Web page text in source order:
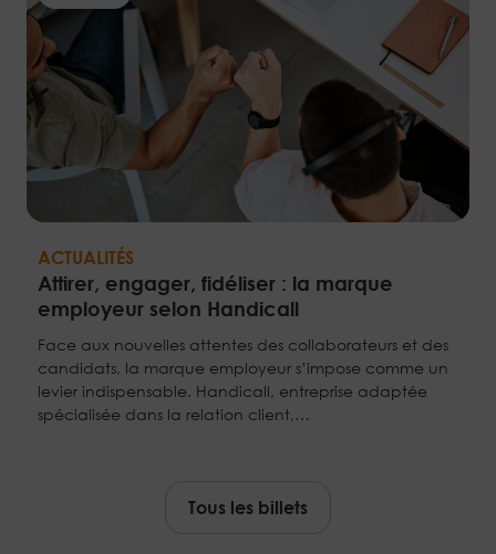
ACTUALITÉS
Attirer, engager, fidéliser : la marque
employeur selon Handicall
Face aux nouvelles attentes des collaborateurs et des
candidats, la marque employeur s’impose comme un
levier indispensable. Handicall, entreprise adaptée
spécialisée dans la relation client,…
Tous les billets